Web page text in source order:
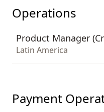
Operations
Product Manager
Latin America
Payment